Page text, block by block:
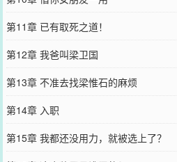
第11章 已有取死之道！
第12章 我爸叫梁卫国
第13章 不准去找梁惟石的麻烦
第14章 入职
第15章 我都还没用力，就被选上了？